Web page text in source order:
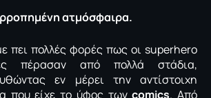
ατμόσφαιρα.
πει πολλές φορές πως οι superhero
πέρασαν από πολλά στάδια,
εν μέρει την αντίστοιχη
που είχε το ύφος τωνcomics. Aπό